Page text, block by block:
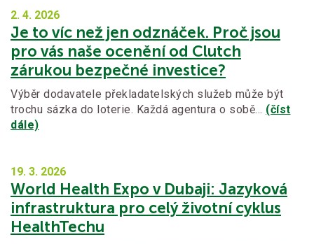
2. 4. 2026
Je to víc než jen odznáček. Proč jsou
pro vás naše ocenění od Clutch
zárukou bezpečné investice?
Výběr dodavatele překladatelských služeb může být
trochu sázka do loterie. Každá agentura o sobě… (číst
dále)
19. 3. 2026
World Health Expo v Dubaji: Jazyková
infrastruktura pro celý životní cyklus
HealthTechu